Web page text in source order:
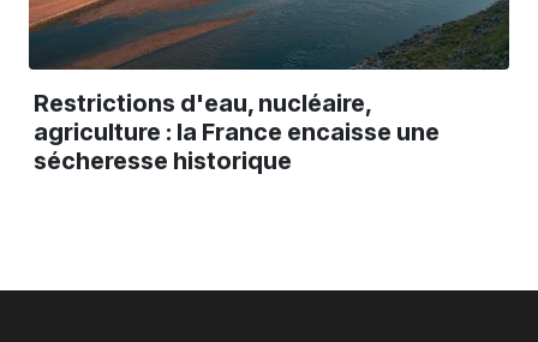
Restrictions d'eau, nucléaire,
agriculture : la France encaisse une
sécheresse historique